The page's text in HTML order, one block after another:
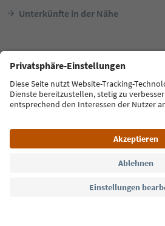
Unterkünfte in der Nähe
Lajen Kircher Hof
Sprache: Deutsch